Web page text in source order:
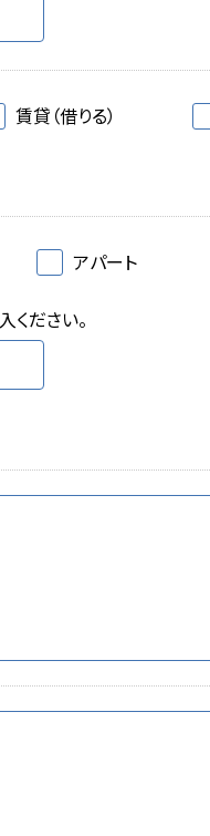
賃貸（借りる）
アパート
ください。